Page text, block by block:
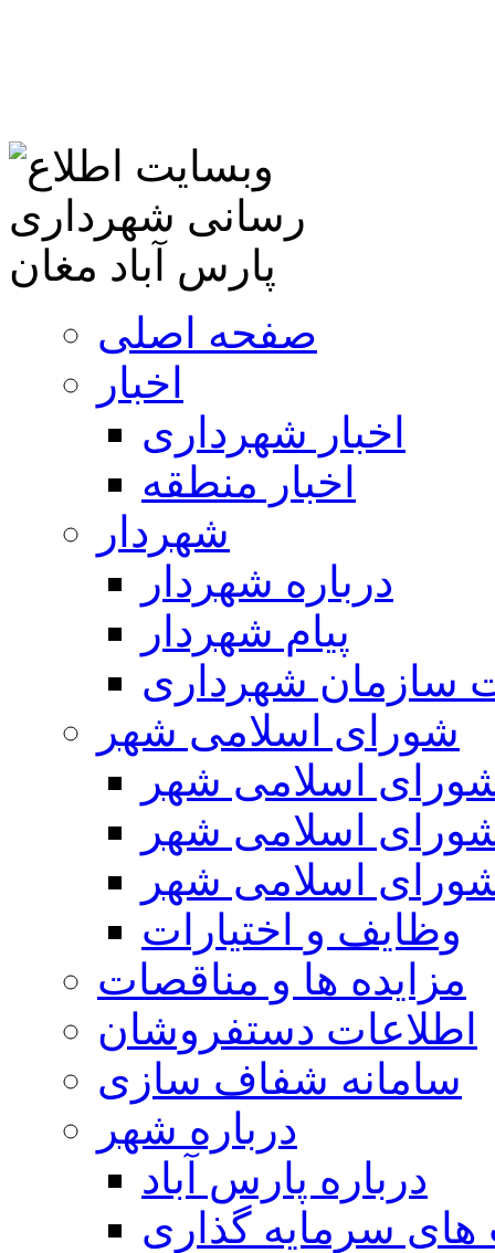
صفحه اصلی
اخبار
اخبار شهرداری
اخبار منطقه
شهردار
درباره شهردار
پیام شهردار
سازمان شهرداری
شورای اسلامی شهر
اسلامی شهر
اسلامی شهر
اسلامی شهر
وظایف و اختیارات
مزایده ها و مناقصات
اطلاعات دستفروشان
سامانه شفاف سازی
درباره شهر
درباره پارس آباد
سرمایه گذاری